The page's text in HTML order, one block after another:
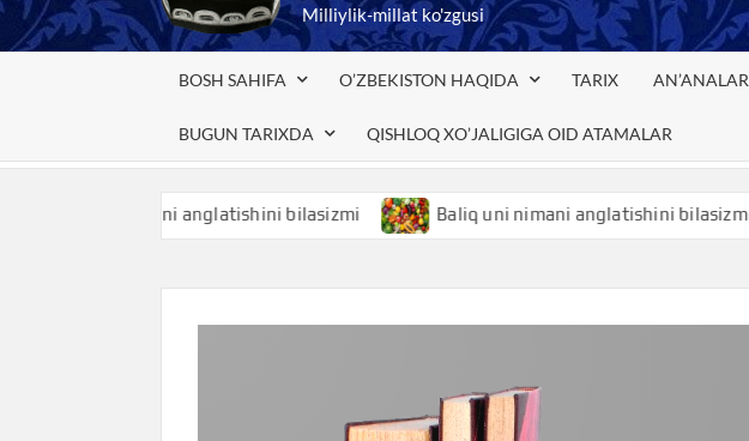
Milliylik-millat ko'zgusi
BOSH SAHIFA O’ZBEKISTON HAQIDA TARIX AN’ANALAR
BUGUN TARIXDA QISHLOQ XO’JALIGIGA OID ATAMALAR
nimani anglatishini bilasizmi Baliq uni nimani anglatishini bilasizmi